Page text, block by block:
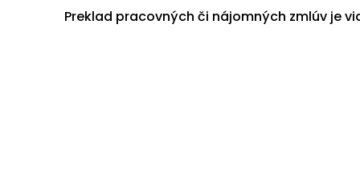
Preklad pracovných či nájomných zmlúv je